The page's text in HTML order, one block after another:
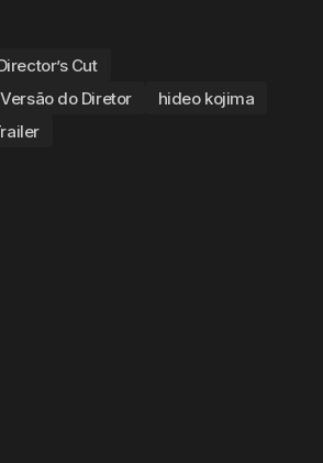
Cut
do Diretor
hideo kojima